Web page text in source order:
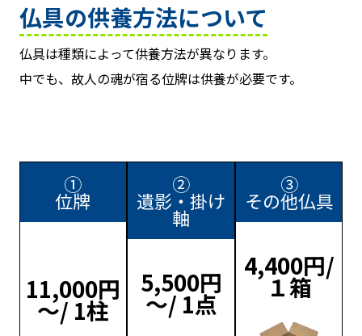
仏具の供養方法について
仏具は種類によって供養方法が異なります。
中でも、故人の魂が宿る位牌は供養が必要です。
①
位牌
11,000円
～/ 1柱
②
遺影・掛け
軸
5,500円
～/ 1点
③
その他仏具
4,400円/
１箱